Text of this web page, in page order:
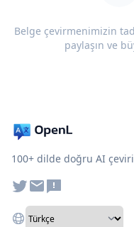
Belge çevirmenimizin
paylaşın ve
100+ dilde doğru AI çeviri